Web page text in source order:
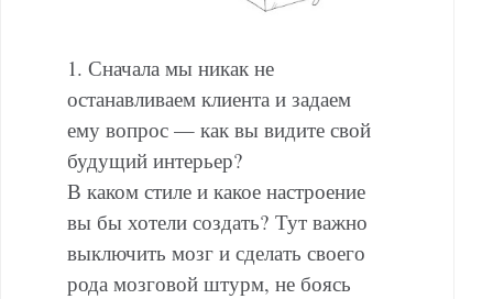
1. Сначала мы никак не
останавливаем клиента и задаем
ему вопрос — как вы видите свой
будущий интерьер?
В каком стиле и какое настроение
вы бы хотели создать? Тут важно
выключить мозг и сделать своего
рода мозговой штурм, не боясь